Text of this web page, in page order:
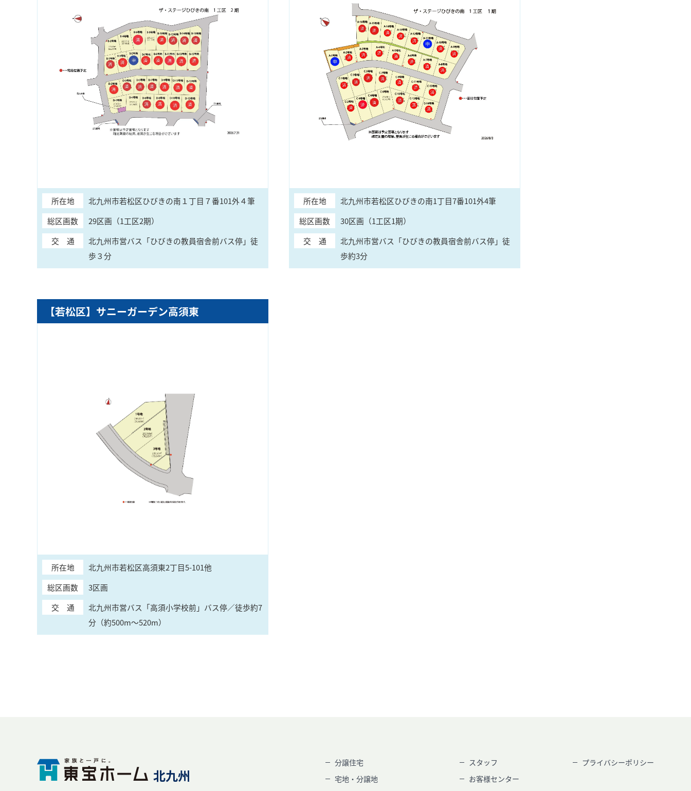
所在地
北九州市若松区ひびきの南１丁目７番101外４筆
総区画数
29区画（1工区2期）
交 通
北九州市営バス「ひびきの教員宿舎前バス停」徒
歩３分
所在地
北九州市若松区ひびきの南1丁目7番101外4筆
総区画数
30区画（1工区1期）
交 通
北九州市営バス「ひびきの教員宿舎前バス停」徒
歩約3分
【若松区】サニーガーデン高須東
所在地
北九州市若松区高須東2丁目5-101他
総区画数
3区画
交 通
北九州市営バス「高須小学校前」バス停／徒歩約7
分（約500m～520m）
北九州
分譲住宅
宅地・分譲地
スタッフ
お客様センター
プライバシーポリシー